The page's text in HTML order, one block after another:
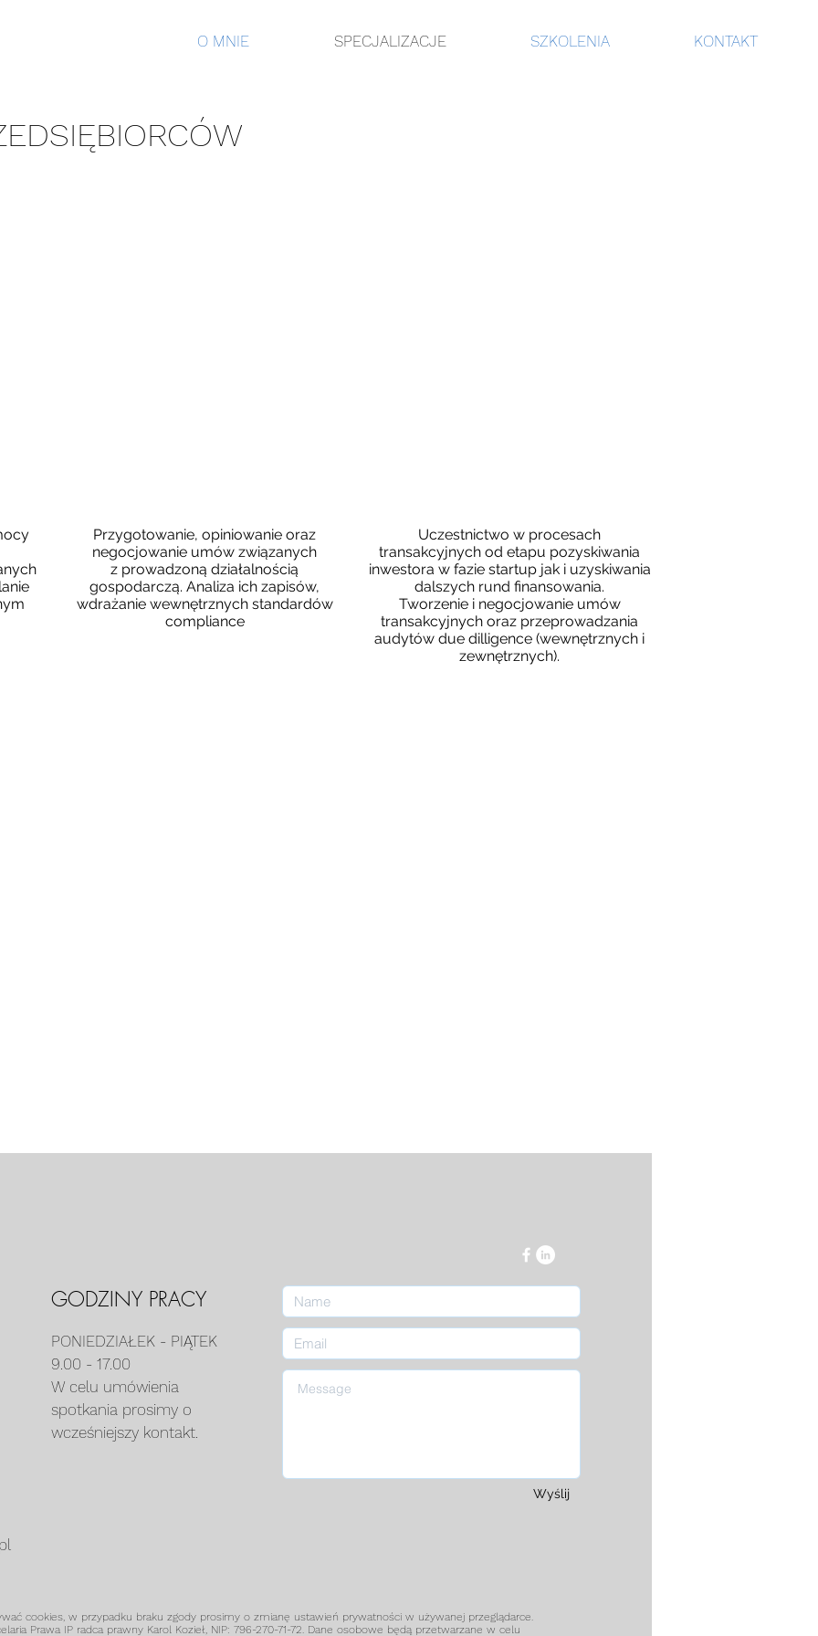
O MNIE SPECJALIZACJE SZKOLENIA KONTAKT
Przygotowanie, opiniowanie oraz
negocjowanie umów związanych
z prowadzoną działalnością
gospodarczą. Analiza ich zapisów,
wdrażanie wewnętrznych standardów
compliance
Uczestnictwo w procesach
transakcyjnych od etapu pozyskiwania
inwestora w fazie startup jak i uzyskiwania
dalszych rund finansowania.
Tworzenie i negocjowanie umów
transakcyjnych oraz przeprowadzania
audytów due dilligence (wewnętrznych i
zewnętrznych).
INCYDENTY
Wyślij
GODZINY PRACY
PONIEDZIAŁEK - PIĄTEK
9.00 - 17.00
W celu umówienia
spotkania prosimy o
wcześniejszy kontakt.
cookies, w przypadku braku zgody prosimy o zmianę ustawień prywatności w używanej przeglądarce.
Prawa IP radca prawny Karol Kozieł, NIP: 796-270-71-72. Dane osobowe będą przetwarzane w celu